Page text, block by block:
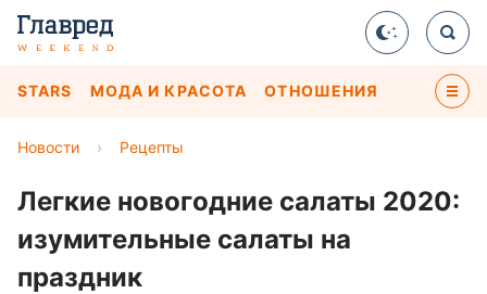
STARS МОДА И КРАСОТА ОТНОШЕНИЯ
Новости › Рецепты
Легкие новогодние салаты 2020:
изумительные салаты на
праздник